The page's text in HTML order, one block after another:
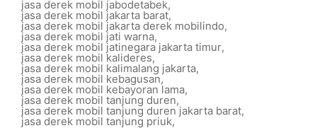
jasa derek mobil jabodetabek,
jasa derek mobil jakarta barat,
jasa derek mobil jakarta derek mobilindo,
jasa derek mobil jati warna,
jasa derek mobil jatinegara jakarta timur,
jasa derek mobil kalideres,
jasa derek mobil kalimalang jakarta,
jasa derek mobil kebagusan,
jasa derek mobil kebayoran lama,
jasa derek mobil tanjung duren,
jasa derek mobil tanjung duren jakarta barat,
jasa derek mobil tanjung priuk,